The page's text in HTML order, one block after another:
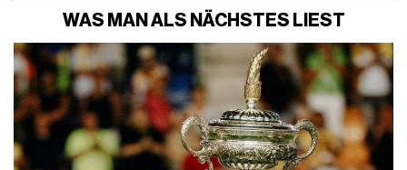
WAS MAN ALS NÄCHSTES LIEST